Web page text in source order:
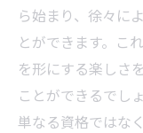
ら始まり、徐々に
とができます。こ
を形にする楽しさ
ことができるでし
単なる資格ではな